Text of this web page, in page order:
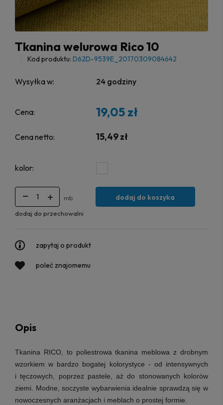
Tkanina welurowa Rico 10
Kod produktu: D62D-9539E_20170309084642
Wysyłka w: 24 godziny
Cena: 19,05 zł
Cena netto: 15,49 zł
kolor:
mb dodaj do koszyka
dodaj do przechowalni
zapytaj o produkt
poleć znajomemu
Opis
Tkanina RICO, to poliestrowa tkanina meblowa z drobnym
wzorkiem w bardzo bogatej kolorystyce - od intensywnych
i tęczowych, poprzez pastele, aż do stonowanych kolorów
ziemi. Modne, soczyste wybarwienia idealnie sprawdzą się w
nowoczesnych aranżacjach i meblach o prostej formie.